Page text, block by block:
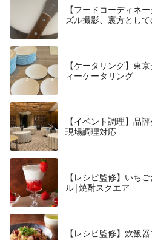
【フードコーディネ
ズル撮影、裏方とし
【ケータリング】東
ィーケータリング
【イベント調理】品
現場調理対応
【レシピ監修】いち
ル|焼酎スクエア
【レシピ監修】炊飯